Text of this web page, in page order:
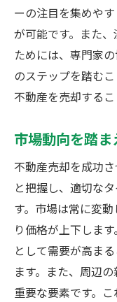
ーの注目を集めや
が可能です。また
ためには、専門家
のステップを踏む
不動産を売却するこ
市場動向を踏
不動産売却を成功
と把握し、適切な
す。市場は常に変
り価格が上下しま
として需要が高ま
ます。また、周辺
重要な要素です。